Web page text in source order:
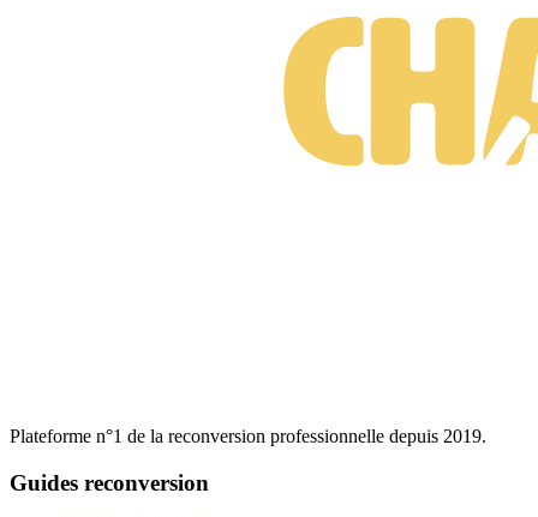
Plateforme n°1 de la reconversion professionnelle depuis 2019.
Guides reconversion